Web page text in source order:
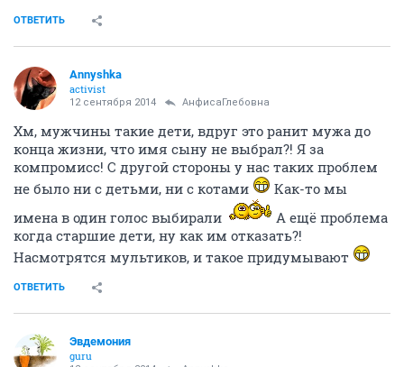
ОТВЕТИТЬ
Annyshka
activist
12 сентября 2014 АнфисаГлебовна
Хм, мужчины такие дети, вдруг это ранит мужа до
конца жизни, что имя сыну не выбрал?! Я за
компромисс! С другой стороны у нас таких проблем
не было ни с детьми, ни с котами
Как-то мы
имена в один голос выбирали
А ещё проблема
когда старшие дети, ну как им отказать?!
Насмотрятся мультиков, и такое придумывают
ОТВЕТИТЬ
Эвдемония
guru